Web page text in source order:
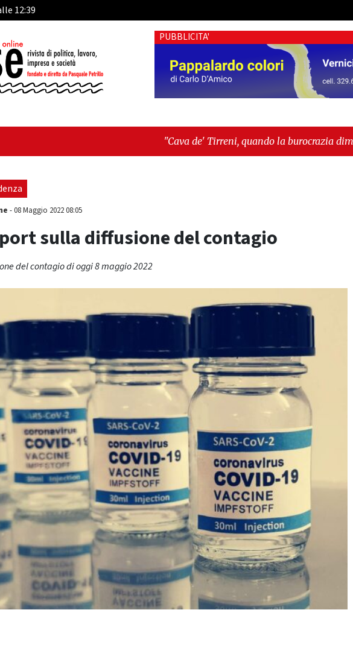
12:39
PUBBLICITA'
"Cava de' Tirreni, quando la burocrazia dimentica perché esiste"
-08 Maggio 2022 08:05
sulla diffusione del contagio
del contagio di oggi 8 maggio 2022